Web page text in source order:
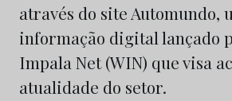
através do site Automundo,
informação digital lançado
Impala Net (WIN) que visa
atualidade do setor.